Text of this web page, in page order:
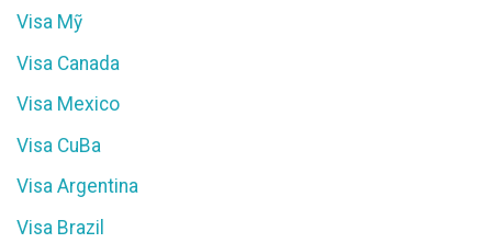
Visa Mỹ
Visa Canada
Visa Mexico
Visa CuBa
Visa Argentina
Visa Brazil